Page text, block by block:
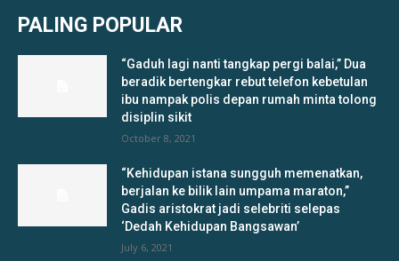
PALING POPULAR
“Gaduh lagi nanti tangkap pergi balai,” Dua
beradik bertengkar rebut telefon kebetulan
ibu nampak polis depan rumah minta tolong
disiplin sikit
October 8, 2021
“Kehidupan istana sungguh memenatkan,
berjalan ke bilik lain umpama maraton,”
Gadis aristokrat jadi selebriti selepas
‘Dedah Kehidupan Bangsawan’
July 6, 2021